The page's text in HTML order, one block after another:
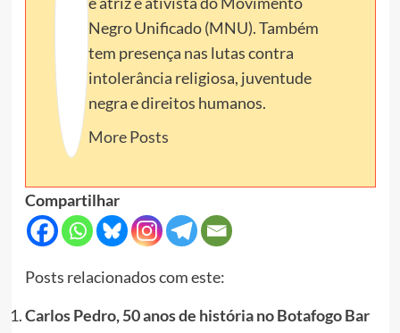
Negro Unificado (MNU). Também
tem presença nas lutas contra
intolerância religiosa, juventude
negra e direitos humanos.
More Posts
Compartilhar
Posts relacionados com este:
Carlos Pedro, 50 anos de história no Botafogo Bar